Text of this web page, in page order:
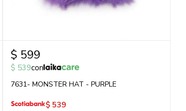
$ 599
$ 539con
7631- MONSTER HAT - PURPLE
$ 539